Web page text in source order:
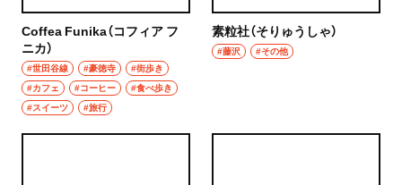
Coffea Funika（コフィア フ
ニカ）
#世田谷線 #豪徳寺
#街歩き
#カフェ
#コーヒー
#食べ歩き
#スイーツ
#旅行
素粒社（そりゅうしゃ）
#藤沢 #その他